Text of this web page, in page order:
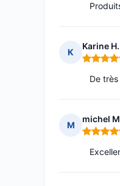
K
Karine H.
Note : 5
De
M
michel
Note : 5